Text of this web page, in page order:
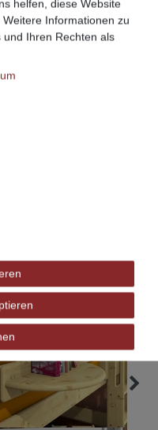
direkt an!
helfen, diese Website
Informationen zu
Ihren Rechten als